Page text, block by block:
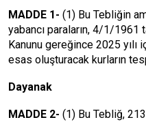
MADDE 1- (1) Bu Tebliğin
yabancı paraların, 4/1/1961
Kanunu gereğince 2025 yılı
esas oluşturacak kurların
Dayanak
MADDE 2- (1) Bu Tebliğ,